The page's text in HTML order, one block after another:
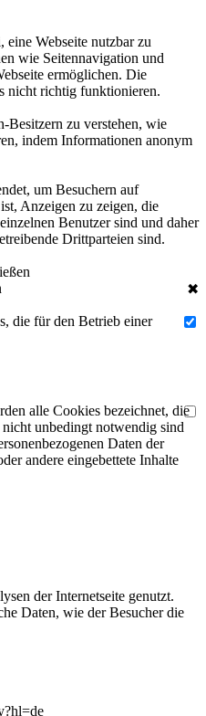
Webseite nutzbar zu
wie Seitennavigation und
ermöglichen. Die
nicht richtig funktionieren.
Besitzern zu verstehen, wie
indem Informationen anonym
um Besuchern auf
Anzeigen zu zeigen, die
Benutzer sind und daher
Drittparteien sind.
✖
die für den Betrieb einer
alle Cookies bezeichnet, die
unbedingt notwendig sind
Daten der
andere eingebettete Inhalte
der Internetseite genutzt.
Daten, wie der Besucher die